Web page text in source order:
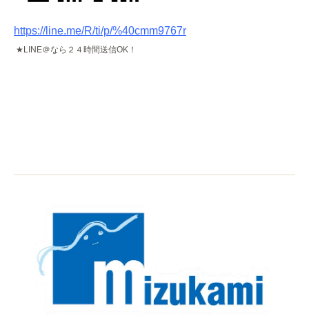
https://line.me/R/ti/p/%40cmm9767r
★LINE＠なら２４時間送信OK ！